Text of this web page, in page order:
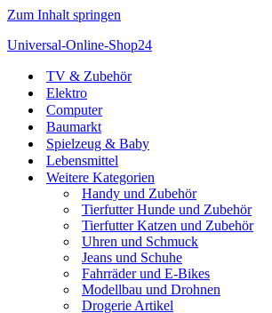
Zum Inhalt springen
Universal-Online-Shop24
TV & Zubehör
Elektro
Computer
Baumarkt
Spielzeug & Baby
Lebensmittel
Weitere Kategorien
Handy und Zubehör
Tierfutter Hunde und Zubehör
Tierfutter Katzen und Zubehör
Uhren und Schmuck
Jeans und Schuhe
Fahrräder und E-Bikes
Modellbau und Drohnen
Drogerie Artikel